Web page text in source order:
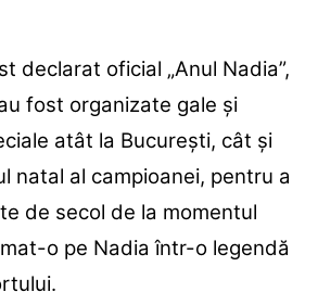
declarat oficial „Anul Nadia”,
fost organizate gale și
atât la București, cât și
natal al campioanei, pentru a
de secol de la momentul
o pe Nadia într-o legendă